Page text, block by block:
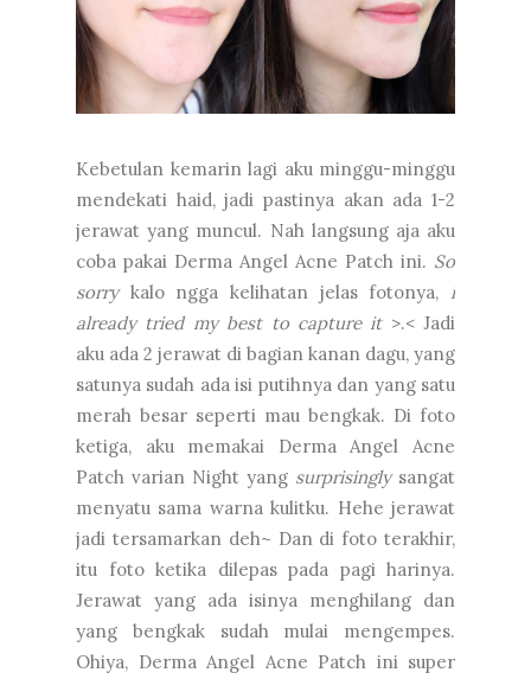
Kebetulan kemarin lagi aku minggu-minggu
mendekati haid, jadi pastinya akan ada 1-2
jerawat yang muncul. Nah langsung aja aku
coba pakai Derma Angel Acne Patch ini. So
sorrykalo ngga kelihatan jelas fotonya,
i
already tried my best to capture it >.< Jadi
aku ada 2 jerawat di bagian kanan dagu, yang
satunya sudah ada isi putihnya dan yang satu
merah besar seperti mau bengkak. Di foto
ketiga, aku memakai Derma Angel Acne
Patch varian Night yang surprisingly sangat
menyatu sama warna kulitku. Hehe jerawat
jadi tersamarkan deh~ Dan di foto terakhir,
itu foto ketika dilepas pada pagi harinya.
Jerawat yang ada isinya menghilang dan
yang bengkak sudah mulai mengempes.
Ohiya, Derma Angel Acne Patch ini super